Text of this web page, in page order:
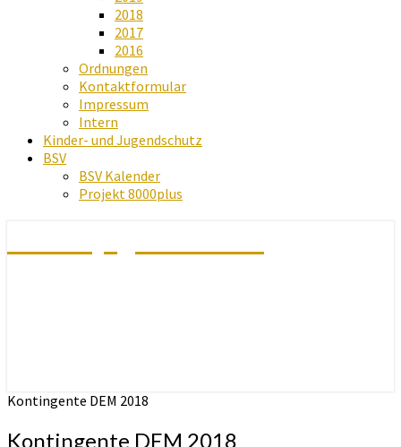
2018
2017
2016
Ordnungen
Kontaktformular
Impressum
Intern
Kinder- und Jugendschutz
BSV
BSV Kalender
Projekt 8000plus
Kontingente DEM 2018
Kontingente DEM 2018